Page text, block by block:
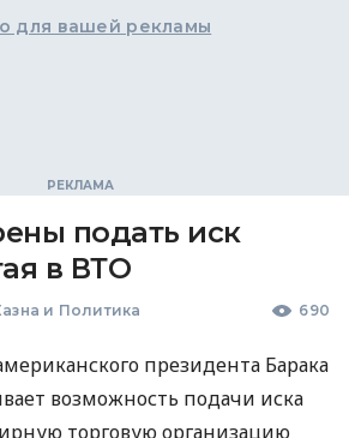
для вашей рекламы
подать иск
в ВТО
и Политика 690
президента Барака
возможность подачи иска
торговую организацию